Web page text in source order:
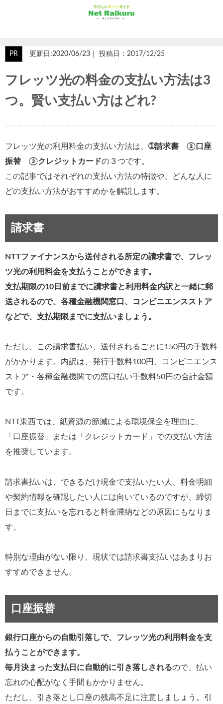
PR 更新日:2020/06/23｜ 投稿日：2017/12/25
フレッツ光の料金の支払い方法は3
つ。賢い支払い方はどれ?
フレッツ光の利用料金の支払い方法は、 ➀請求書 ②口座
振替 ③クレジットカードの３つです。
この記事ではそれぞれの支払い方法の特徴や、どんな人に
どの支払い方法がおすすめかを解説します。
請求書
NTTファイナンスから送付される所定の請求書で、フレッ
ツ光の利用料金を支払うことができます。
支払期限の10日前までに請求書と利用料金内訳と一緒に郵
送されるので、各種金融機関窓口、コンビニエンスストア
などで、支払期限までに支払いましょう。
ただし、この請求書払い、送付されるごとに150円の手数料
がかかります。内訳は、発行手数料100円、コンビニエンス
ストア・各種金融機関での窓口払い手数料50円の合計金額
です。
NTT東西では、紙資源の節減による環境保全を理由に、
「口座振替」または「クレジットカード」での支払い方法
を推奨しています。
請求書払いは、できるだけ現金で支払いたい人、料金明細
や契約情報を確認したい人には向いているのですが、締切
日までに支払いを忘れると料金滞納などの原因にもなりま
す。
特別な理由がない限り、現状では請求書支払いはあまりお
すすめできません。
口座振替
銀行口座からの自動引落しで、フレッツ光の利用料金を支
払うことができます。
毎月決まった支払日に自動的に引き落しされるので、払い
忘れの心配がなく手間もかかりません。
ただし、引き落とし口座の残高不足に注意しましょう。引